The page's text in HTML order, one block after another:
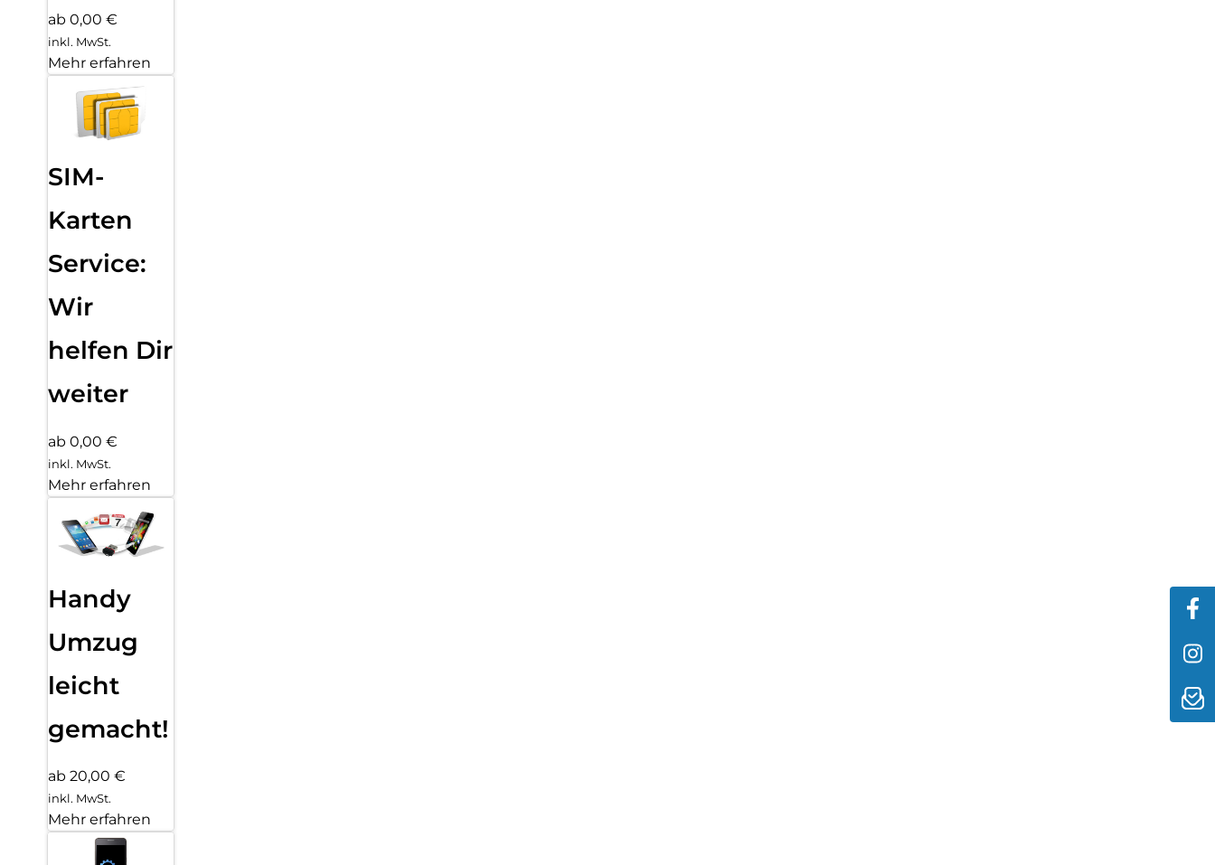
ab 0,00 €
inkl. MwSt.
Mehr erfahren
SIM-
Karten
Service:
Wir
helfen Dir
weiter
ab 0,00 €
inkl. MwSt.
Mehr erfahren
Handy
Umzug
leicht
gemacht!
ab 20,00 €
inkl. MwSt.
Mehr erfahren